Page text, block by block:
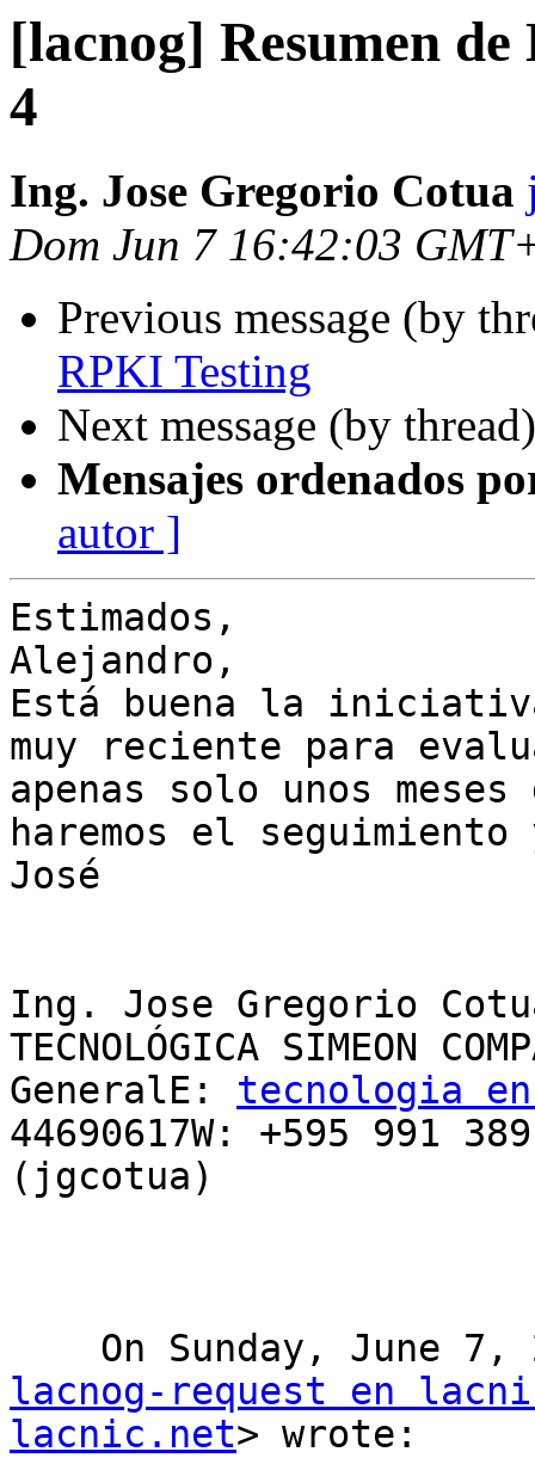
[lacnog] Resumen
4
Ing. Jose Gregorio Cotua
Dom Jun 7 16:42:03
Previous message (by
RPKI Testing
Next message (by
Mensajes ordenados
autor ]
Estimados,
Alejandro,
Está buena la
muy reciente para
apenas solo unos
haremos el seguimiento
José
Ing. Jose Gregorio
TECNOLÓGICA SIMEON
GeneralE: tecnologia en
44690617W: +595 991
(jgcotua)
lacnog-request en
lacnic.net> wrote: